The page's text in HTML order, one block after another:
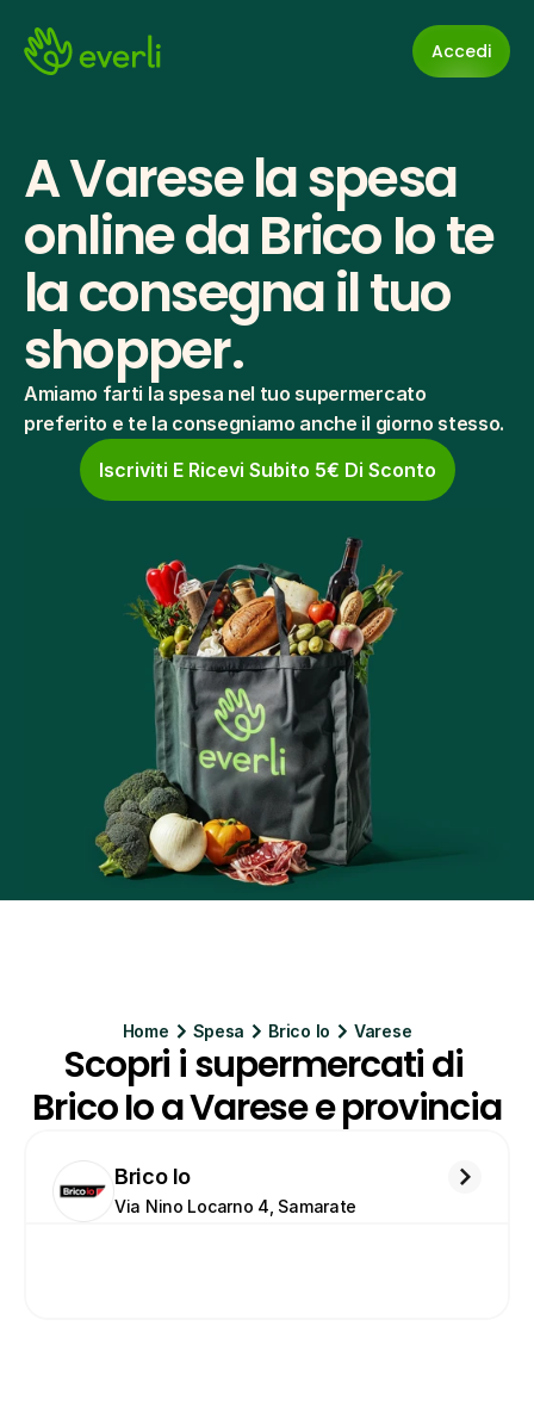
Accedi
A Varese la spesa
online da Brico Io te
la consegna il tuo
shopper.
Amiamo farti la spesa nel tuo supermercato
preferito e te la consegniamo anche il giorno stesso.
Iscriviti E Ricevi Subito 5€ Di Sconto
Home Spesa Brico Io Varese
Scopri i supermercati di
Brico Io a Varese e provincia
Brico Io
Via Nino Locarno 4, Samarate